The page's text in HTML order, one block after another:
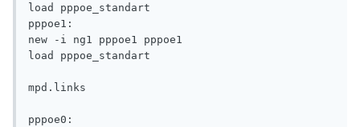
load pppoe_standart
pppoe1:
new -i ng1 pppoe1 pppoe1
load pppoe_standart
mpd.links
pppoe0: